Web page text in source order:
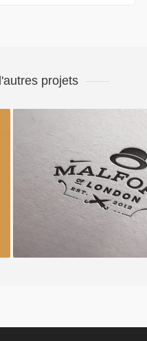
projets
Malford